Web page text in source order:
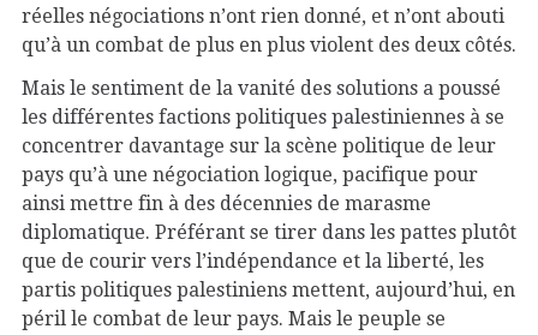
réelles négociations n’ont rien donné, et n’ont abouti
qu’à un combat de plus en plus violent des deux côtés.
Mais le sentiment de la vanité des solutions a poussé
les différentes factions politiques palestiniennes à se
concentrer davantage sur la scène politique de leur
pays qu’à une négociation logique, pacifique pour
ainsi mettre fin à des décennies de marasme
diplomatique. Préférant se tirer dans les pattes plutôt
que de courir vers l’indépendance et la liberté, les
partis politiques palestiniens mettent, aujourd’hui, en
péril le combat de leur pays. Mais le peuple se